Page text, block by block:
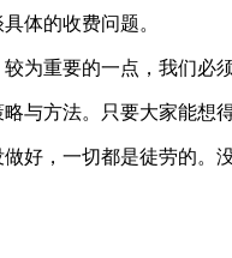
体的收费问题。
为重要的一点，我们必
与方法。只要大家能想
好，一切都是徒劳的。